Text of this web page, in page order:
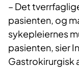
– Det
pasienten, og
sykepleiernes
pasienten, sier
Gastrokirurgisk